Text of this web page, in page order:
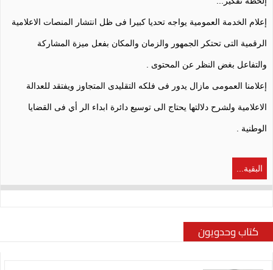
إعلام الخدمة العمومية يواجه تحديا كبيرا فى ظل انتشار المنصات الاعلامية
الرقمية التى تحتكر الجمهور والزمان والمكان بفعل ميزة المشاركة
والتفاعل بغض النظر عن المحتوى .
إعلامنا العمومى مازال يدور فى فلكه التقليدى المتجاوز ويفتقد للعدالة
الاعلامية ولشرح دلالتها يحتاج الى توسيع دائرة ابداء الر أي فى القضايا
الوطنية .
البقية...
كتاب وحدويون